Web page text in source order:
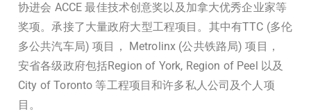
协进会 ACCE 最佳技术创意奖以及加拿大优秀企业家等
奖项。承接了大量政府大型工程项目。其中有TTC (多伦
多公共汽车局) 项目， Metrolinx (公共铁路局) 项目，
安省各级政府包括Region of York, Region of Peel 以及
City of Toronto 等工程项目和许多私人公司及个人项
目。